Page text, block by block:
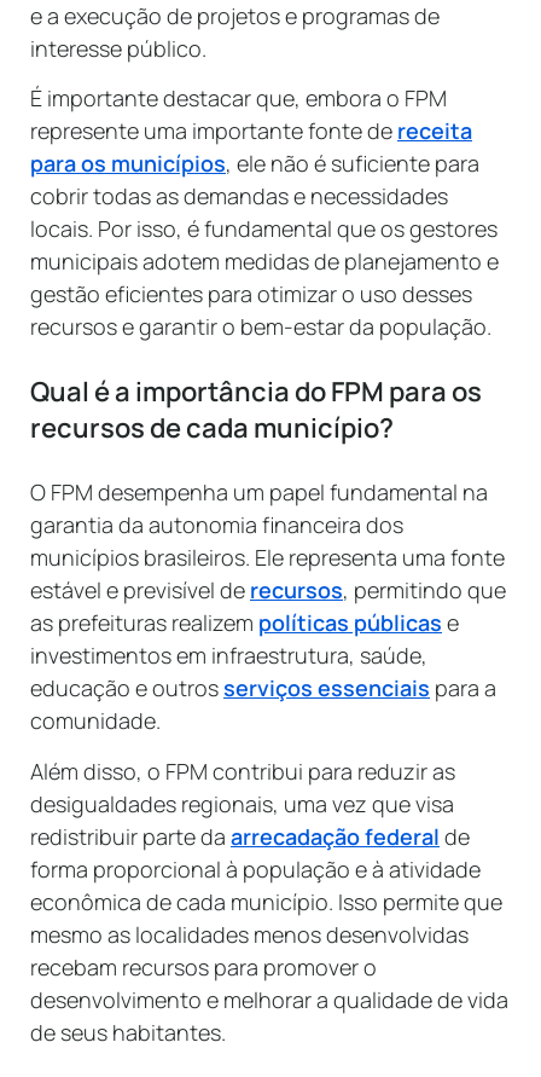
e a execução de projetos e programas de
interesse público.
É importante destacar que, embora o FPM
represente uma importante fonte de receita
para os municípios, ele não é suficiente para
cobrir todas as demandas e necessidades
locais. Por isso, é fundamental que os gestores
municipais adotem medidas de planejamento e
gestão eficientes para otimizar o uso desses
recursos e garantir o bem-estar da população.
Qual é a importância do FPM para os
recursos de cada município?
O FPM desempenha um papel fundamental na
garantia da autonomia financeira dos
municípios brasileiros. Ele representa uma fonte
estável e previsível de recursos, permitindo que
as prefeituras realizem políticas públicas e
investimentos em infraestrutura, saúde,
educação e outrosserviços essenciais para a
comunidade.
Além disso, o FPM contribui para reduzir as
desigualdades regionais, uma vez que visa
redistribuir parte da arrecadação federal de
forma proporcional à população e à atividade
econômica de cada município. Isso permite que
mesmo as localidades menos desenvolvidas
recebam recursos para promover o
desenvolvimento e melhorar a qualidade de vida
de seus habitantes.